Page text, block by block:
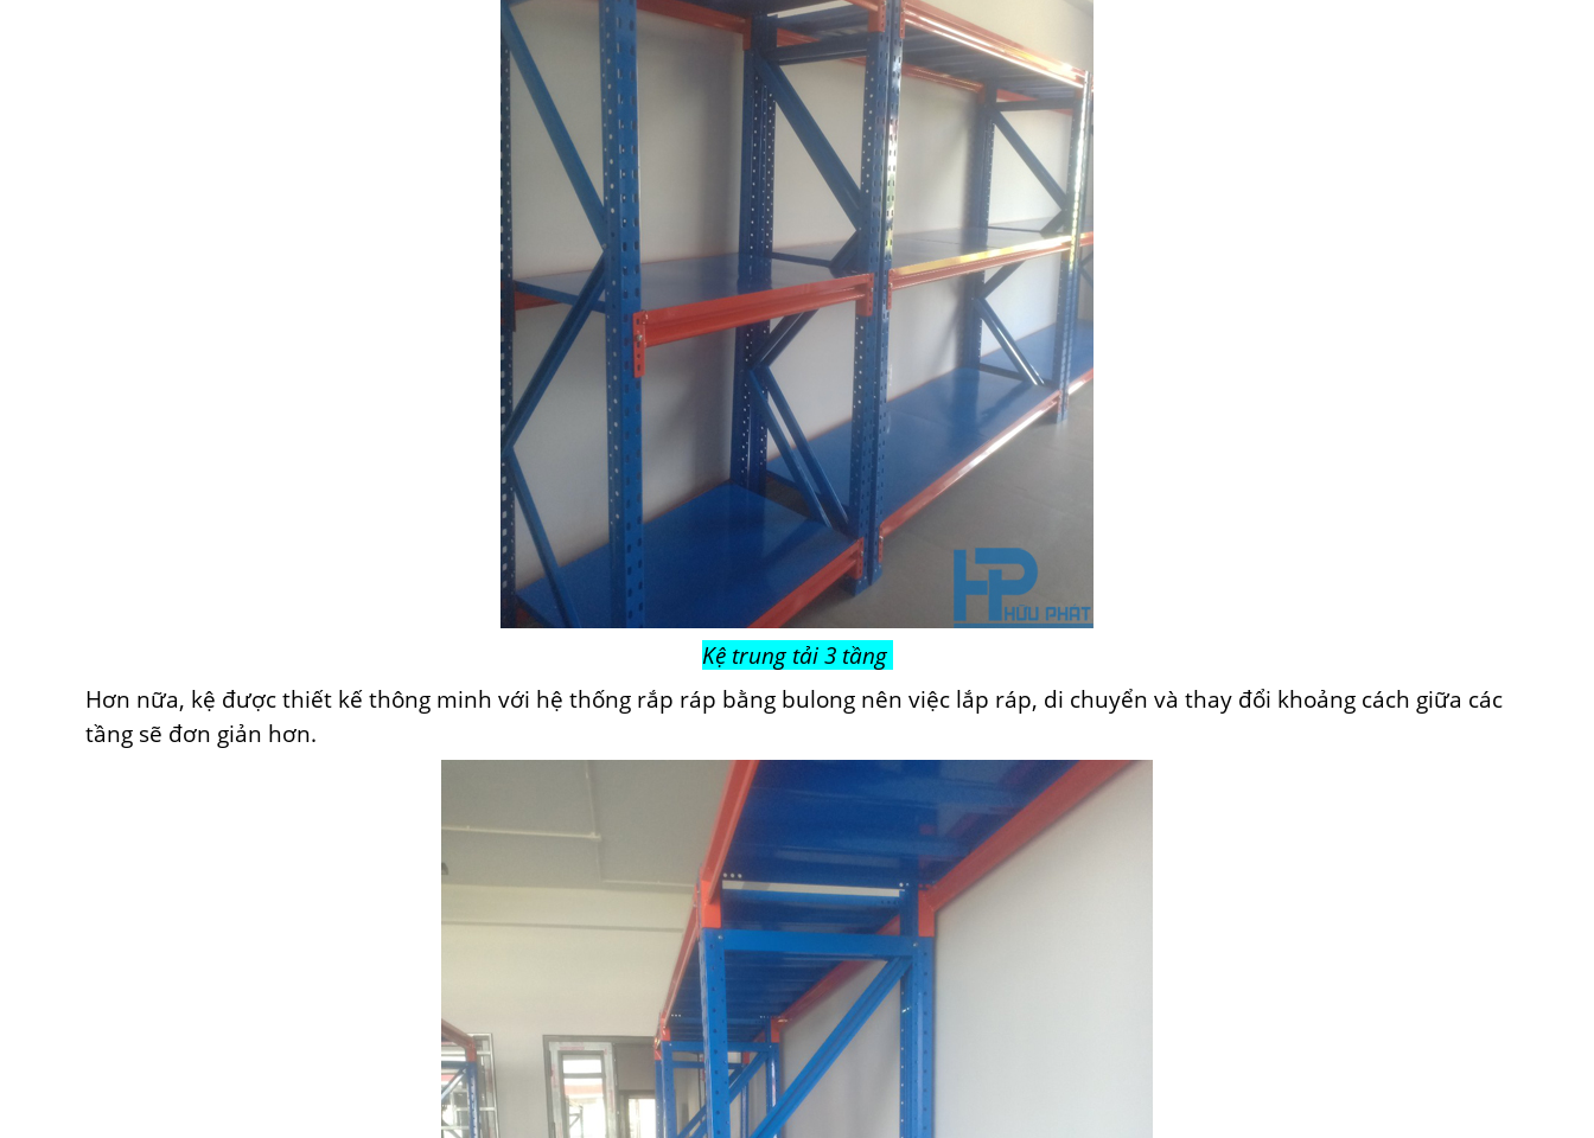
Kệ trung tải 3 tầng
Hơn nữa, kệ được thiết kế thông minh với hệ thống rắp ráp bằng bulong nên việc lắp ráp, di chuyển và thay đổi khoảng cách giữa các
tầng sẽ đơn giản hơn.